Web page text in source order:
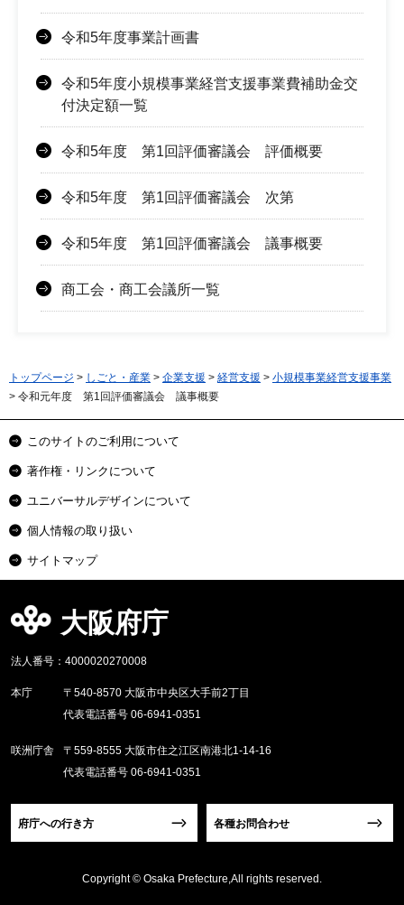
令和5年度事業計画書
令和5年度小規模事業経営支援事業費補助金交
付決定額一覧
令和5年度 第1回評価審議会 評価概要
令和5年度 第1回評価審議会 次第
令和5年度 第1回評価審議会 議事概要
商工会・商工会議所一覧
トップページ > しごと・産業 > 企業支援 > 経営支援 > 小規模事業経営支援事業
> 令和元年度 第1回評価審議会 議事概要
このサイトのご利用について
著作権・リンクについて
ユニバーサルデザインについて
個人情報の取り扱い
サイトマップ
大阪府庁
法人番号：4000020270008
本庁
〒540-8570 大阪市中央区大手前2丁目
代表電話番号 06-6941-0351
咲洲庁舎
〒559-8555 大阪市住之江区南港北1-14-16
代表電話番号 06-6941-0351
府庁への行き方 各種お問合わせ
Copyright © Osaka Prefecture,All rights reserved.